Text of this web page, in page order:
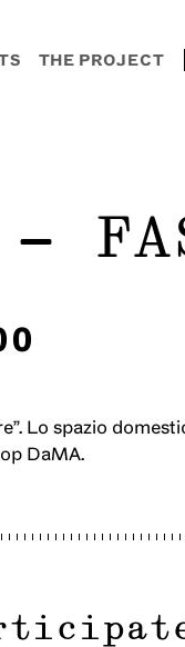
THE PROJECT
-
Lo spazio
DaMA.